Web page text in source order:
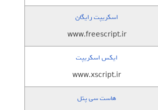
اسکریپت رایگان
www.freescript.ir
ایکس اسکریپت
www.xscript.ir
هاست سی پنل